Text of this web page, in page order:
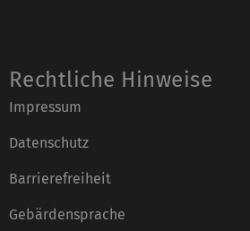
Rechtliche Hinweise
Impressum
Datenschutz
Barrierefreiheit
Gebärdensprache